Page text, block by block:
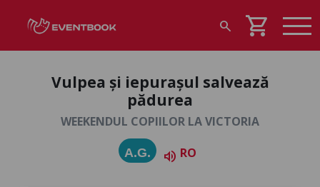
search shopping_cart
Vulpea și iepurașul salvează
pădurea
WEEKENDUL COPIILOR LA VICTORIA
A.G. volume_up RO